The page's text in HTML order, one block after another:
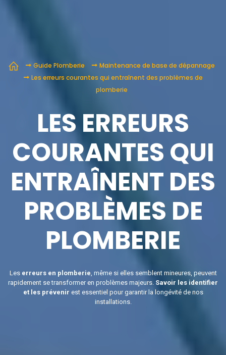
Guide Plomberie
Maintenance de base de dépannage
Les erreurs courantes qui entraînent des problèmes de
plomberie
LES ERREURS
COURANTES QUI
ENTRAÎNENT DES
PROBLÈMES DE
PLOMBERIE
Les erreurs en plomberie, même si elles semblent mineures, peuvent
rapidement se transformer en problèmes majeurs. Savoir les identifier
et les prévenir est essentiel pour garantir la longévité de nos
installations.